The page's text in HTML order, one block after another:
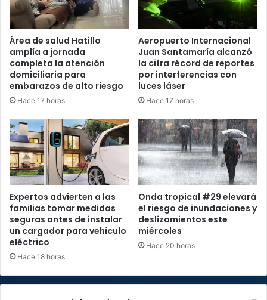
Área de salud Hatillo
amplía a jornada
completa la atención
domiciliaria para
embarazos de alto riesgo
Hace 17 horas
Aeropuerto Internacional
Juan Santamaría alcanzó
la cifra récord de reportes
por interferencias con
luces láser
Hace 17 horas
Expertos advierten a las
familias tomar medidas
seguras antes de instalar
un cargador para vehículo
eléctrico
Hace 18 horas
Onda tropical #29 elevará
el riesgo de inundaciones y
deslizamientos este
miércoles
Hace 20 horas